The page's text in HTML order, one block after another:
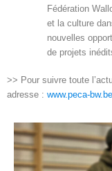
Fédération
et la culture
nouvelles
de projets
>> Pour suivre toute
adresse : www.peca-bw.be